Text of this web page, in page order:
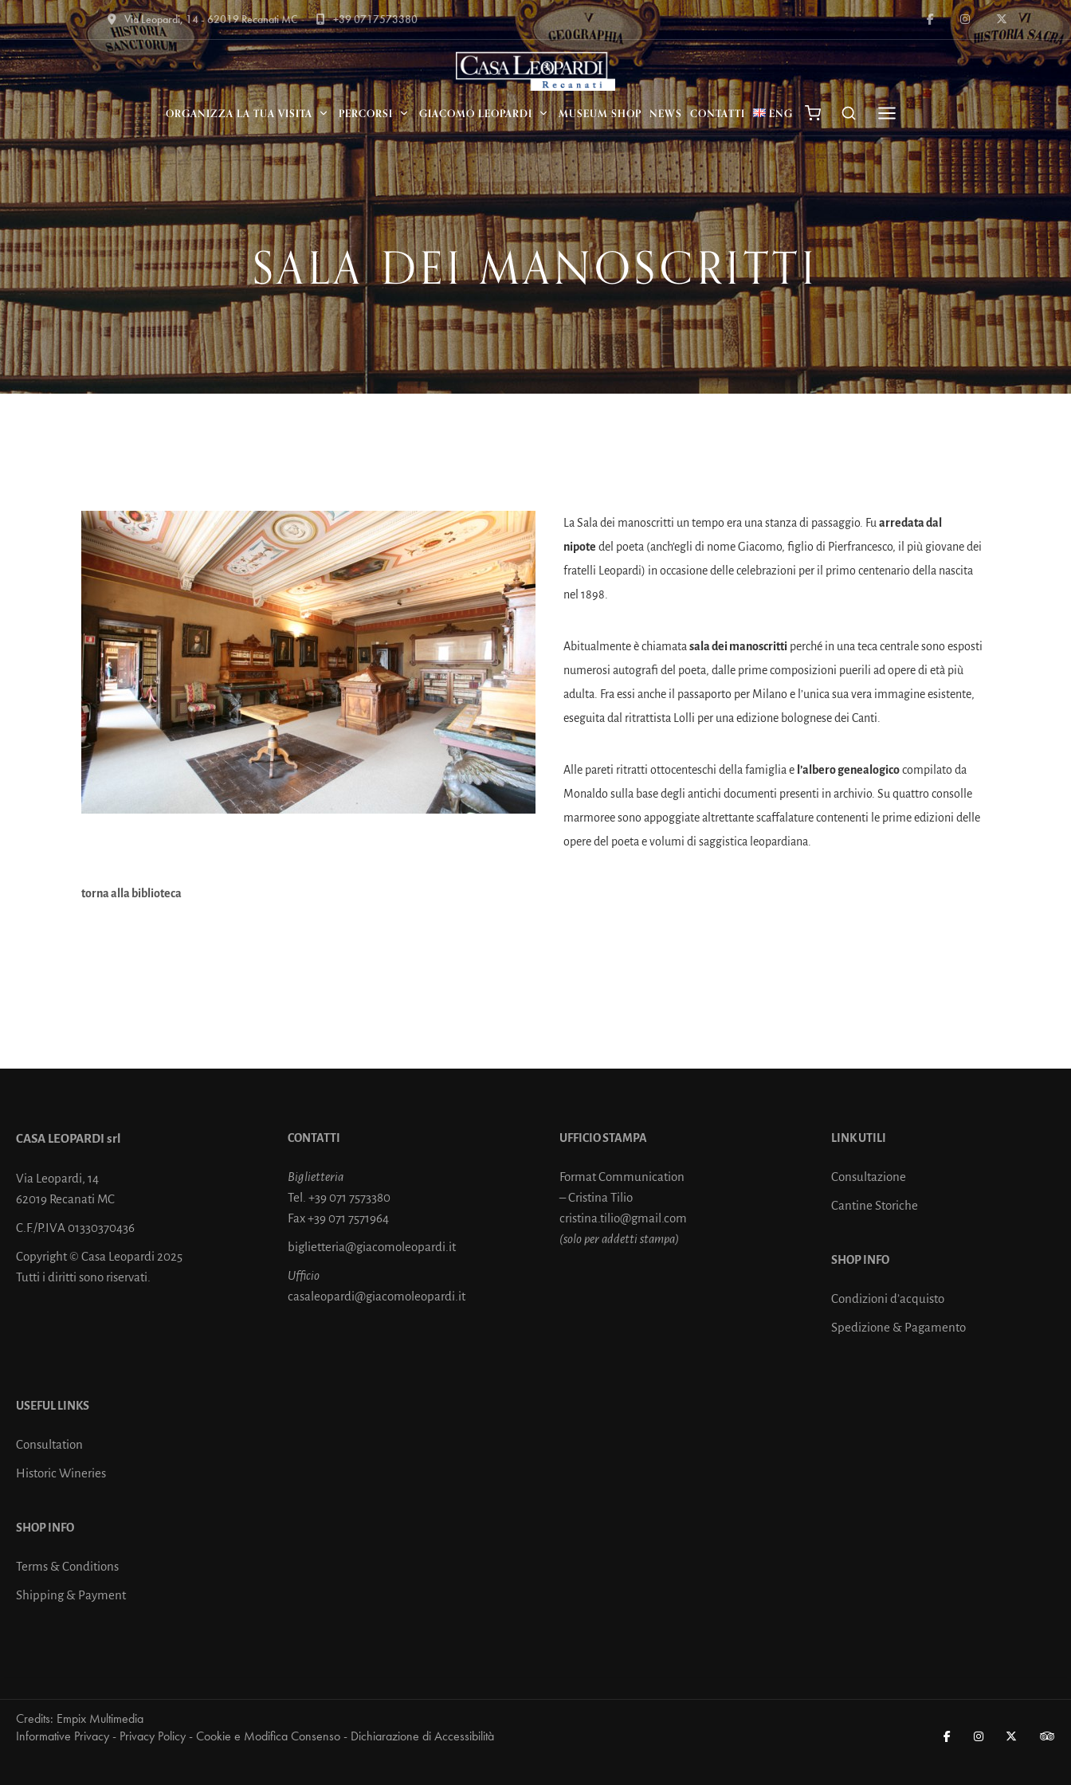
Via Leopardi, 14 - 62019 Recanati MC +39 0717573380
ORGANIZZA LA TUA VISITA PERCORSI GIACOMO LEOPARDI MUSEUM SHOP NEWS CONTATTI ENG
SALA DEI MANOSCRITTI
La Sala dei manoscritti un tempo era una stanza di passaggio. Fu arredata dal
nipote del poeta (anch’egli di nome Giacomo, figlio di Pierfrancesco, il più giovane dei
fratelli Leopardi) in occasione delle celebrazioni per il primo centenario della nascita
nel 1898.
Abitualmente è chiamata sala dei manoscritti perché in una teca centrale sono esposti
numerosi autografi del poeta, dalle prime composizioni puerili ad opere di età più
adulta. Fra essi anche il passaporto per Milano e l’unica sua vera immagine esistente,
eseguita dal ritrattista Lolli per una edizione bolognese dei Canti.
Alle pareti ritratti ottocenteschi della famiglia e l’albero genealogicocompilato da
Monaldo sulla base degli antichi documenti presenti in archivio. Su quattro consolle
marmoree sono appoggiate altrettante scaffalature contenenti le prime edizioni delle
opere del poeta e volumi di saggistica leopardiana.
torna alla biblioteca
CASA LEOPARDI srl
Via Leopardi, 14
62019 Recanati MC
C.F./P.IVA 01330370436
Copyright © Casa Leopardi 2025
Tutti i diritti sono riservati.
CONTATTI
Biglietteria
Tel. +39 071 7573380
Fax+39 071 7571964
biglietteria@giacomoleopardi.it
Ufficio
casaleopardi@giacomoleopardi.it
UFFICIO STAMPA
Format Communication
– Cristina Tilio
cristina.tilio@gmail.com
(solo per addetti stampa)
LINK UTILI
Consultazione
Cantine Storiche
SHOP INFO
Condizioni d’acquisto
Spedizione & Pagamento
USEFUL LINKS
Consultation
Historic Wineries
SHOP INFO
Terms & Conditions
Shipping & Payment
Credits: Empix Multimedia
Informative Privacy - Privacy Policy - Cookie e Modifica Consenso - Dichiarazione di Accessibilità